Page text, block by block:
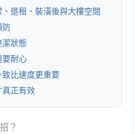
退租、裝潢後與大樓空間
防
潔狀態
要耐心
比速度更重要
真正有效
？